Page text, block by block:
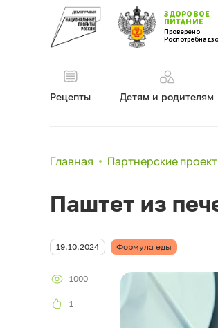
ЗДОРОВОЕ
ПИТАНИЕ
Проверено
Рецепты Детям и родителям
Главная Партнерские
Паштет из
19.10.2024 Формула еды
1000
1